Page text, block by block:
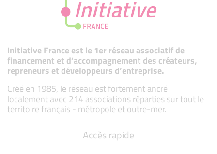
Initiative France est le 1er réseau associatif de
financement et d’accompagnement des créateurs,
repreneurs et développeurs d’entreprise.
Créé en 1985, le réseau est fortement ancré
localement avec 214 associations réparties sur tout le
territoire français - métropole et outre-mer.
Accès rapide